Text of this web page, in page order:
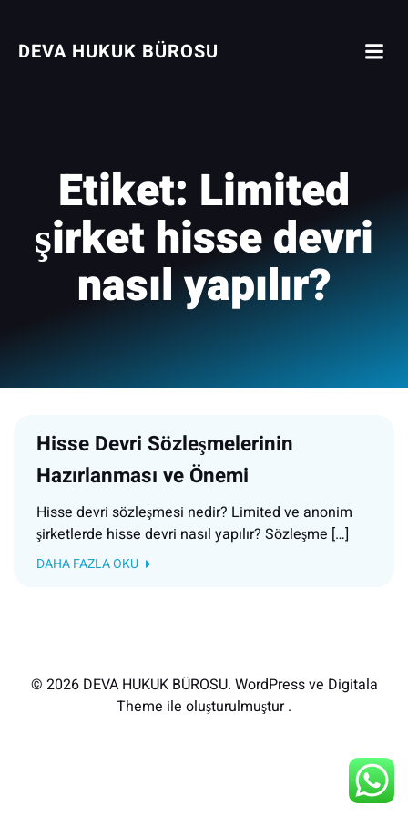
DEVA HUKUK BÜROSU
Etiket: Limited
şirket hisse devri
nasıl yapılır?
Hisse Devri Sözleşmelerinin
Hazırlanması ve Önemi
Hisse devri sözleşmesi nedir? Limited ve anonim
şirketlerde hisse devri nasıl yapılır? Sözleşme […]
DAHA FAZLA OKU
© 2026 DEVA HUKUK BÜROSU. WordPress ve Digitala
Theme ile oluşturulmuştur .